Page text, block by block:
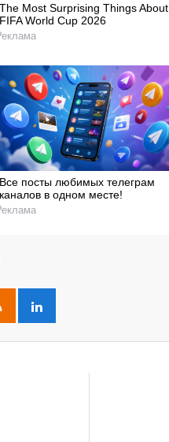
The Most Surprising Things About
FIFA World Cup 2026
Все посты любимых телеграм
каналов в одном месте!